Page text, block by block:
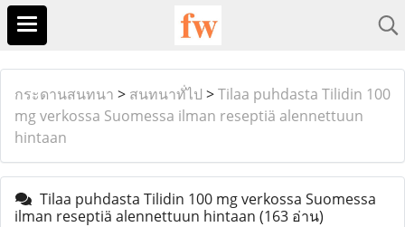
กระดานสนทนา > สนทนาทั่ไป >Tilaa puhdasta Tilidin 100
mg verkossa Suomessa ilman reseptiä alennettuun
hintaan
Tilaa puhdasta Tilidin 100 mg verkossa Suomessa
ilman reseptiä alennettuun hintaan (163 อ่าน)